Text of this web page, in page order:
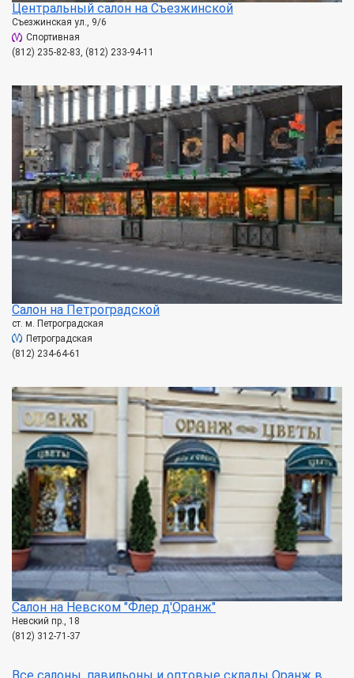
Центральный салон на Съезжинской
Съезжинская ул., 9/6
Спортивная
(812) 235-82-83, (812) 233-94-11
Салон на Петроградской
ст. м. Петроградская
Петроградская
(812) 234-64-61
Салон на Невском "Флер д'Оранж"
Невский пр., 18
(812) 312-71-37
Все салоны, павильоны и оптовые склады Оранж в